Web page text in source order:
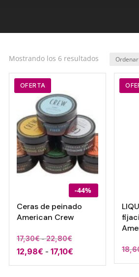
Mostrando los 6 resultadosOrdenado
últimos
OFERTA
-44%
Ceras de peinado
American Crew
17,30€-22,80€Rango
de
precios:
12,98€ - 17,10€Rango
de